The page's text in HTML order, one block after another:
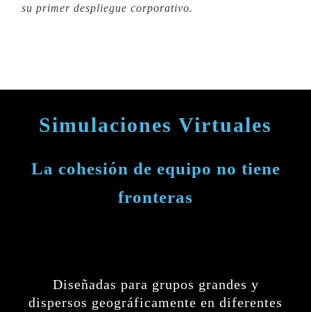
su primer despliegue corporativo.
Simulaciones Virtuales
La cohesión de equipo no tiene
fronteras
Diseñadas para grupos grandes y
dispersos geográficamente en diferentes